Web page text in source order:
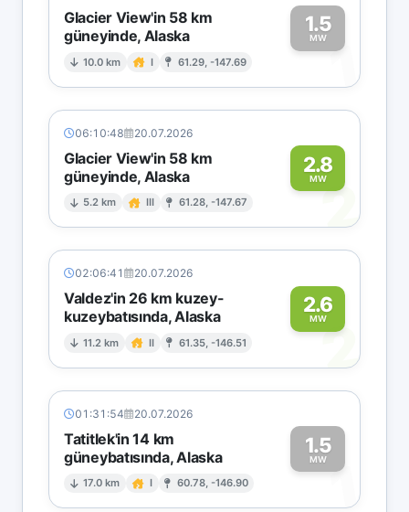
Glacier View'in 58 km
güneyinde, Alaska
10.0 km I 61.29, -147.69
1.5
MW1
06:10:48 20.07.2026
Glacier View'in 58 km
güneyinde, Alaska
5.2 km III 61.28, -147.67
2.8
MW2
02:06:41 20.07.2026
Valdez'in 26 km kuzey-
kuzeybatısında, Alaska
11.2 km II 61.35, -146.51
2.6
MW
2
01:31:54 20.07.2026
Tatitlek'in 14 km
güneybatısında, Alaska
17.0 km I 60.78, -146.90
1.5
MW1